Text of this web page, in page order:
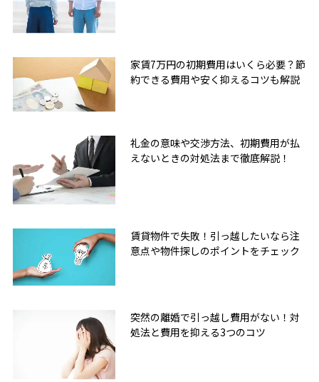
家賃7万円の初期費用はいくら必要？節
約できる費用や安く抑えるコツも解説
礼金の意味や交渉方法、初期費用が払
えないときの対処法まで徹底解説！
賃貸物件で失敗！引っ越したいなら注
意点や物件探しのポイントをチェック
突然の離婚で引っ越し費用がない！対
処法と費用を抑える3つのコツ